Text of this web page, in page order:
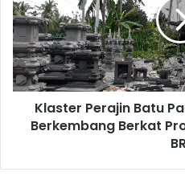
n
d
e
n
g
1
k
s
t
e
r
P
e
Klaster Perajin Batu
Berkembang Berkat